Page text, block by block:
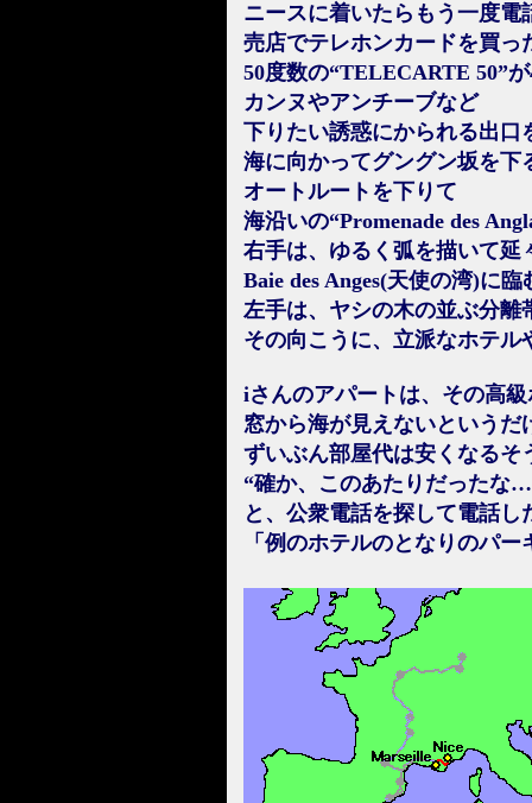
ニースに着いたらもう一度電
売店でテレホンカードを買っ
50度数の“TELECARTE 50”
カンヌやアンチーブなど
下りたい誘惑にかられる出口
海に向かってグングン坂を下
オートルートを下りて
海沿いの“Promenade des
右手は、ゆるく弧を描いて延
Baie des Anges(天使の湾)に臨
左手は、ヤシの木の並ぶ分離
その向こうに、立派なホテ
iさんのアパートは、その高
窓から海が見えないというだ
ずいぶん部屋代は安くなるそ
“確か、このあたりだったな
と、公衆電話を探して電話し
「例のホテルのとなりのパ